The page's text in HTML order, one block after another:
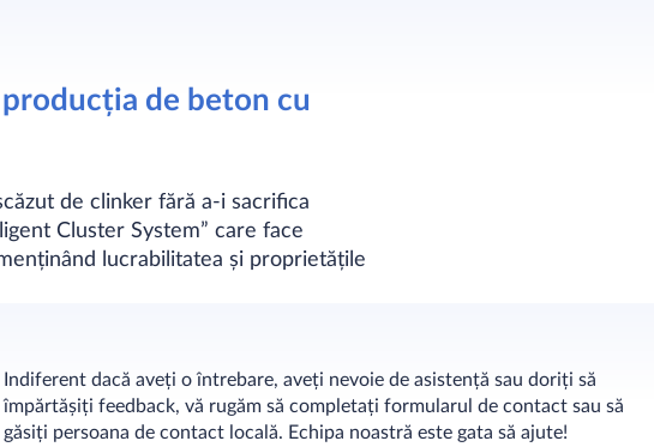
de beton cu
de clinker fără a-i sacrifica
Cluster System” care face
lucrabilitatea și proprietățile
Indiferent dacă aveți o întrebare, aveți nevoie de asistență sau doriți să
împărtășiți feedback, vă rugăm să completați formularul de contact sau să
găsiți persoana de contact locală. Echipa noastră este gata să ajute!